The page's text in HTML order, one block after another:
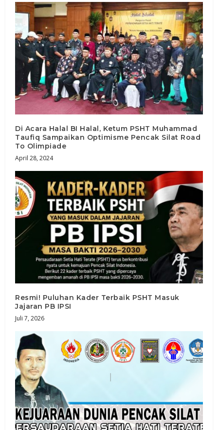
Di Acara Halal BI Halal, Ketum PSHT Muhammad
Taufiq Sampaikan Optimisme Pencak Silat Road
To Olimpiade
April 28, 2024
Resmi! Puluhan Kader Terbaik PSHT Masuk
Jajaran PB IPSI
Juli 7, 2026